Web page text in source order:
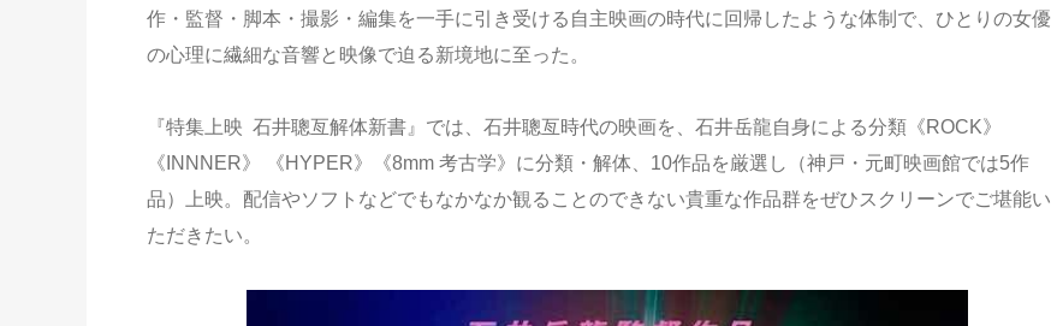
作・監督・脚本・撮影・編集を一手に引き受ける自主映画の時代に回帰したような体制で、ひとりの女優
の心理に繊細な音響と映像で迫る新境地に至った。
『特集上映 石井聰亙解体新書』では、石井聰亙時代の映画を、石井岳龍自身による分類《ROCK》
《INNNER》 《HYPER》《8mm 考古学》に分類・解体、10作品を厳選し（神戸・元町映画館では5作
品）上映。配信やソフトなどでもなかなか観ることのできない貴重な作品群をぜひスクリーンでご堪能い
ただきたい。